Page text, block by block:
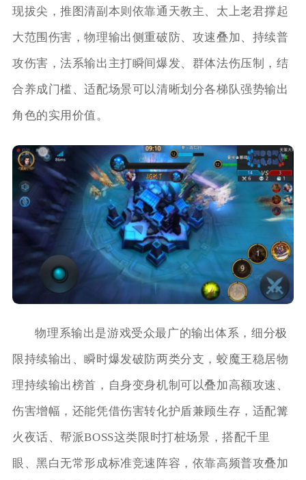
现拔尖，推图清副本则依靠通天教主、太上老君撑起
大范围伤害，物理输出侧重破防、攻速叠加、持续普
攻伤害，法系输出主打瞬间爆发、群体法伤压制，结
合养成门槛、适配场景可以清晰划分各梯队强势输出
角色的实用价值。
物理系输出是游戏受众最广的输出体系，细分极
限持续输出、瞬时爆发破防两类分支，蛟魔王稳居物
理持续输出榜首，自身变身机制可以叠加高额攻速、
伤害增幅，还能凭借伤害转化护盾兼顾生存，适配篝
火夜话、帮派BOSS这类限时打桩场景，搭配千里
眼、黑白无常形成标准竞速阵容，依靠高频普攻叠加